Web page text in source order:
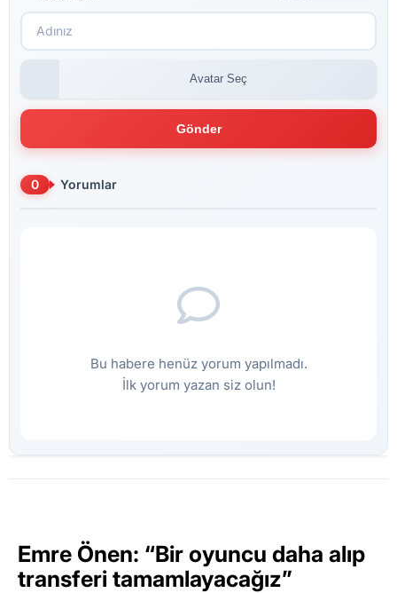
Avatar Seç
Gönder
0 Yorumlar
Bu habere henüz yorum yapılmadı.
İlk yorum yazan siz olun!
Emre Önen: “Bir oyuncu daha alıp
transferi tamamlayacağız”